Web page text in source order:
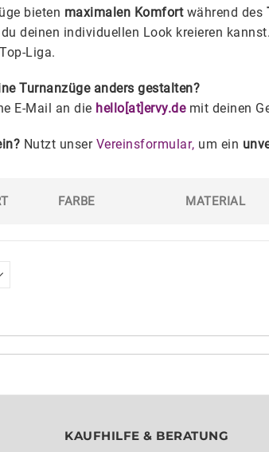
bieten maximalen Komfortwährend des
deinen individuellen Look kreieren
Liga.
Turnanzüge anders gestalten?
E-Mail an die hello[at]ervy.demit deinen
Nutzt unser Vereinsformular, um ein
FARBE MATERIAL
KAUFHILFE & BERATUNG